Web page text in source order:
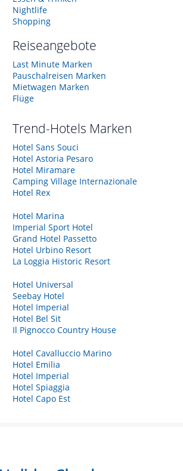
Nightlife
Shopping
Reiseangebote
Last Minute Marken
Pauschalreisen Marken
Mietwagen Marken
Flüge
Trend-Hotels Marken
Hotel Sans Souci
Hotel Astoria Pesaro
Hotel Miramare
Camping Village Internazionale
Hotel Rex
Hotel Marina
Imperial Sport Hotel
Grand Hotel Passetto
Hotel Urbino Resort
La Loggia Historic Resort
Hotel Universal
Seebay Hotel
Hotel Imperial
Hotel Bel Sit
Il Pignocco Country House
Hotel Cavalluccio Marino
Hotel Emilia
Hotel Imperial
Hotel Spiaggia
Hotel Capo Est